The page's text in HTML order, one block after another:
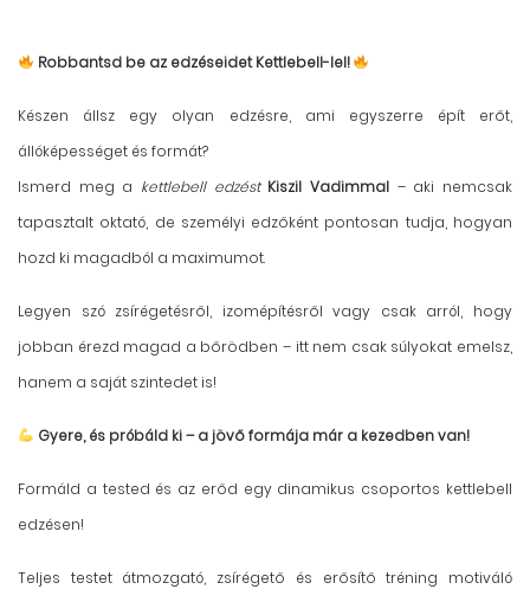
Robbantsd be az edzéseidet Kettlebell-lel!
Készen állsz egy olyan edzésre, ami egyszerre épít erőt,
állóképességet és formát?
Ismerd meg a kettlebell edzést Kiszil Vadimmal – aki nemcsak
tapasztalt oktató, de személyi edzőként pontosan tudja, hogyan
hozd ki magadból a maximumot.
Legyen szó zsírégetésről, izomépítésről vagy csak arról, hogy
jobban érezd magad a bőrödben – itt nem csak súlyokat emelsz,
hanem a saját szintedet is!
Gyere, és próbáld ki – a jövő formája már a kezedben van!
Formáld a tested és az erőd egy dinamikus csoportos kettlebell
edzésen!
Teljes testet átmozgató, zsírégető és erősítő tréning motiváló